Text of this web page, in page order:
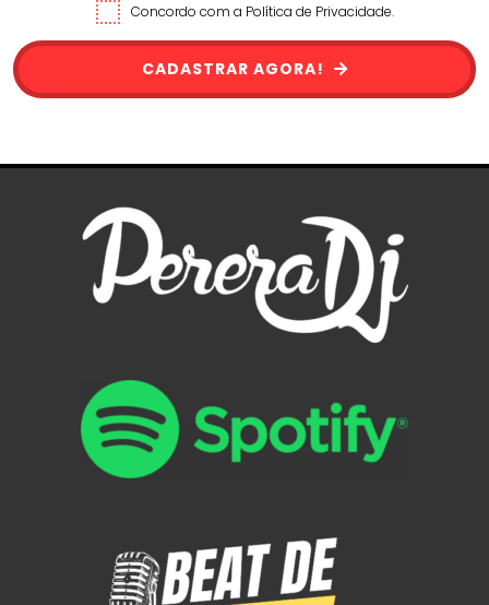
Concordo com a Política de Privacidade.
CADASTRAR AGORA!